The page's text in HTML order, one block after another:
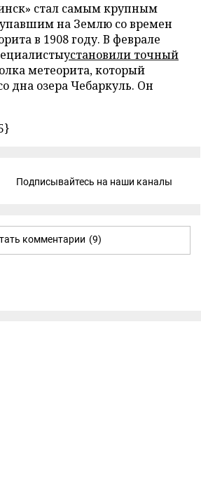
стал самым крупным
на Землю со времен
в 1908 году. В феврале
установили точный
метеорита, который
дна озера Чебаркуль. Он
Подписывайтесь на наши каналы
комментарии (9)